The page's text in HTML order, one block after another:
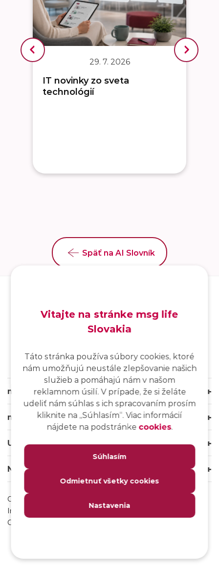
29. 7. 2026
IT novinky zo sveta
technológií
Späť na AI Slovník
SK/EN/DE
msg life Slovakia
msg life Group
Užitočné odkazy
Naše weby
Ochrana osobných údajov
Impressum
Odhlásenie sa z msg IT komunity
Vitajte na stránke msg life
Slovakia
Táto stránka používa súbory cookies, ktoré
nám umožňujú neustále zlepšovanie našich
služieb a pomáhajú nám v našom
reklamnom úsilí. V prípade, že si želáte
udeliť nám súhlas s ich spracovaním prosím
kliknite na ,,Súhlasím“. Viac informácií
nájdete na podstránke cookies.
Súhlasím
Odmietnuť všetky cookies
Nastavenia